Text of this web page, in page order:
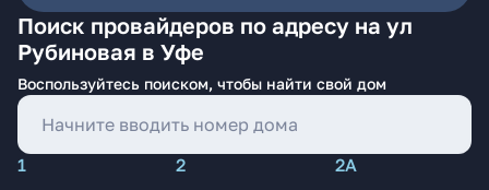
Поиск провайдеров по адресу на ул
Рубиновая в Уфе
Воспользуйтесь поиском, чтобы найти свой дом
1 2
2А